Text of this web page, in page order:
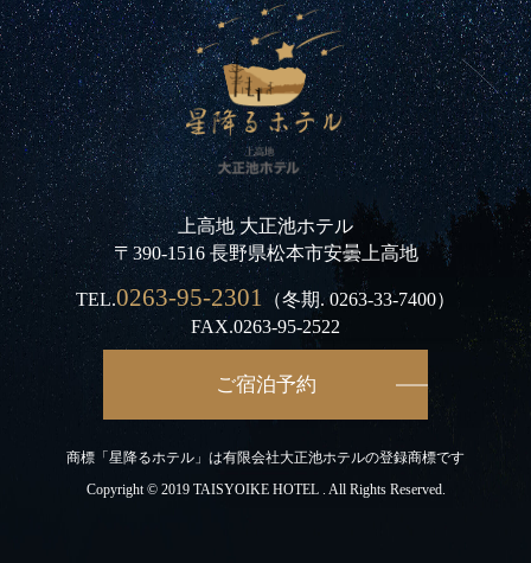
上高地 大正池ホテル
〒390-1516 長野県松本市安曇上高地
TEL.0263-95-2301 （冬期.0263-33-7400）
FAX.0263-95-2522
ご宿泊予約
商標「星降るホテル」は有限会社大正池ホテルの登録商標です
Copyright © 2019 TAISYOIKE HOTEL . All Rights Reserved.